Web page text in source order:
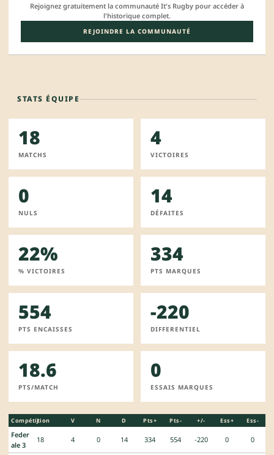
Rejoignez gratuitement la communauté It's Rugby pour accéder à
l'historique complet.
REJOINDRE LA COMMUNAUTÉ
STATS ÉQUIPE
18
MATCHS
4
VICTOIRES
0
NULS
14
DÉFAITES
22%
% VICTOIRES
334
PTS MARQUES
554
PTS ENCAISSES
-220
DIFFERENTIEL
18.6
PTS/MATCH
0
ESSAIS MARQUES
Compétition
J V N D Pts+ Pts- +/- Ess+ Ess-
Feder
ale 3
18 4 0 14 334 554 -220 0 0